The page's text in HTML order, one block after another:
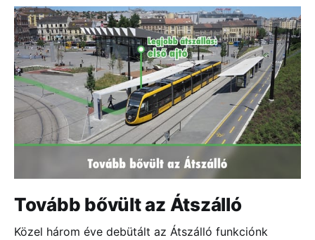
Tovább bővült az Átszálló
Közel három éve debütált az Átszálló funkciónk